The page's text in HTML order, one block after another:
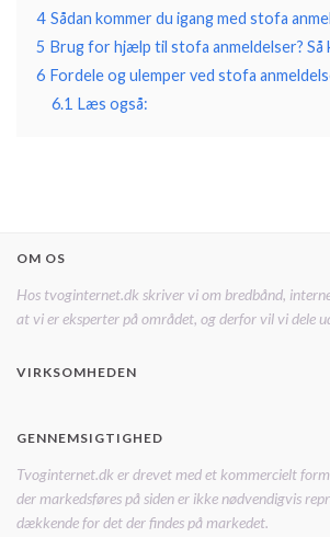
4 Sådan kommer du igang med stofa
5 Brug for hjælp til stofa anmeldelser? Så
6 Fordele og ulemper ved stofa
6.1 Læs også:
OM OS
Hos tvoginternet.dk skriver vi om bredbånd,
at vi er eksperter på området, og derfor vil vi dele
VIRKSOMHEDEN
GENNEMSIGTIGHED
Tvoginternet.dk er drevet med et kommercielt
der markedsføres på siden er ikke nødvendigvis
dækkende for det der findes på markedet.